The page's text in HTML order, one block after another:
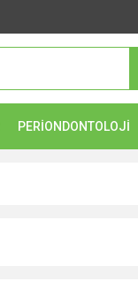
PERİONDONTOLOJİ